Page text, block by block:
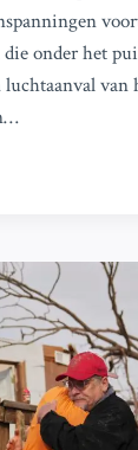
onder het
van